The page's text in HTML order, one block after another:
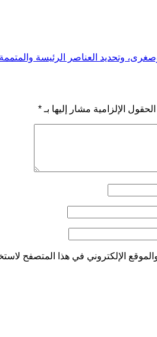
وتحديد العناصر الرئيسة
الحقول الإلزامية مشار إليها بـ *
الإلكتروني في هذا المتصفح